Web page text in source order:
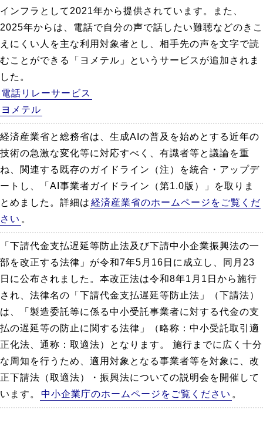
インフラとして2021年から提供されています。また、
2025年からは、電話で自分の声で話したい難聴などのきこ
えにくい人を主な利用対象者とし、相手先の声を文字で読
むことができる「ヨメテル」というサービスが追加されま
した。
電話リレーサービス
ヨメテル
経済産業省と総務省は、生成AIの普及を始めとする近年の
技術の急激な変化等に対応すべく、有識者等と議論を重
ね、関連する既存のガイドライン（注）を統合・アップデ
ートし、「AI事業者ガイドライン（第1.0版）」を取りま
とめました。詳細は 経済産業省のホームページをご覧くだ
さい 。
「下請代金支払遅延等防止法及び下請中小企業振興法の一
部を改正する法律」が令和7年5月16日に成立し、同月23
日に公布されました。本改正法は令和8年1月1日から施行
され、法律名の「下請代金支払遅延等防止法」（下請法）
は、「製造委託等に係る中小受託事業者に対する代金の支
払の遅延等の防止に関する法律」（略称：中小受託取引適
正化法、通称：取適法）となります。 施行までに広く十分
な周知を行うため、適用対象となる事業者等を対象に、改
正下請法（取適法）・振興法についての説明会を開催して
います。
中小企業庁のホームページをご覧ください 。